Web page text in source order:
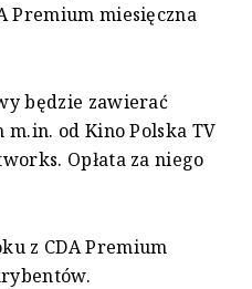
Premium miesięczna
będzie zawierać
m.in. od Kino Polska TV
Opłata za niego
z CDA Premium